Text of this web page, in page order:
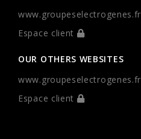
www.groupeselectrogenes.fr
Espace client
OUR OTHERS WEBSITES
www.groupeselectrogenes.fr
Espace client